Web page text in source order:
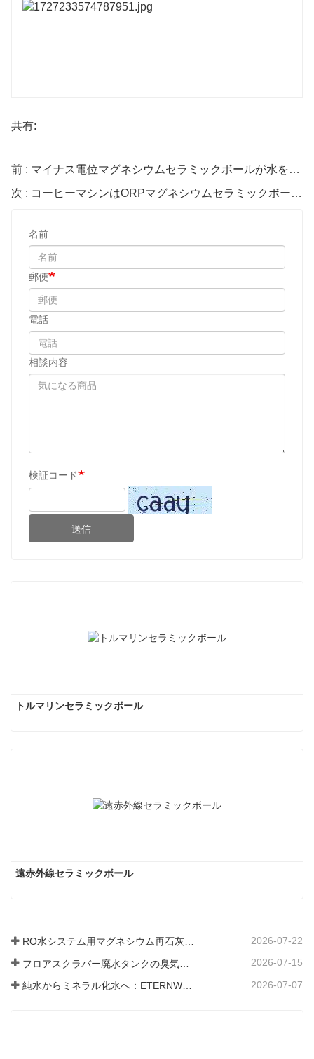
共有:
前 : マイナス電位マグネシウムセラミックボールが水をろ過します
次 : コーヒーマシンはORPマグネシウムセラミックボールを使用
名前
郵便
電話
相談内容
検証コード
送信
トルマリンセラミックボール
遠赤外線セラミックボール
RO水システム用マグネシウム再石灰化フィルター媒体 2026-07-22
2026-07-15
2026-07-07